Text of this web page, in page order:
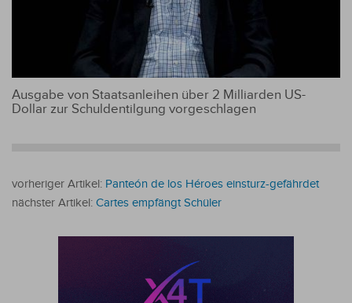
Ausgabe von Staatsanleihen über 2 Milliarden US-
Dollar zur Schuldentilgung vorgeschlagen
vorheriger Artikel: Panteón de los Héroes einsturz-gefährdet
nächster Artikel: Cartes empfängt Schüler